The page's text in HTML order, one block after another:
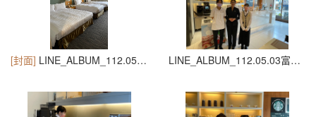
[封面] LINE_ALBUM_112.05.03富信_230907_1 LINE_ALBUM_112.05.03富信_230907_2